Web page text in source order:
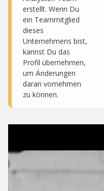
erstellt. Wenn Du
ein Teammitglied
dieses
Unternehmens bist,
kannst Du das
Profil übernehmen,
um Änderungen
daran vornehmen
zu können.